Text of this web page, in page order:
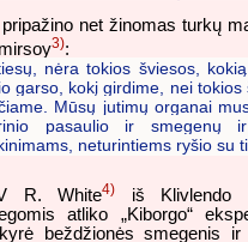
pripažino net žinomas turkų
3):
nėra tokios šviesos,
garso, kokį girdime, nei tokios
Mūsų jutimų organai
pasaulio ir smegenų
neturintiems ryšio su
R. White4) iš Klivlendo
atliko „Kiborgo“
beždžionės smegenis ir